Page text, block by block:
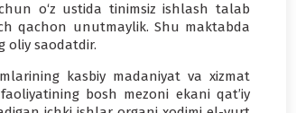
o‘z ustida tinimsiz ishlash talab
qachon unutmaylik. Shu maktabda
oliy saodatdir.
kasbiy madaniyat va xizmat
bosh mezoni ekani qat’iy